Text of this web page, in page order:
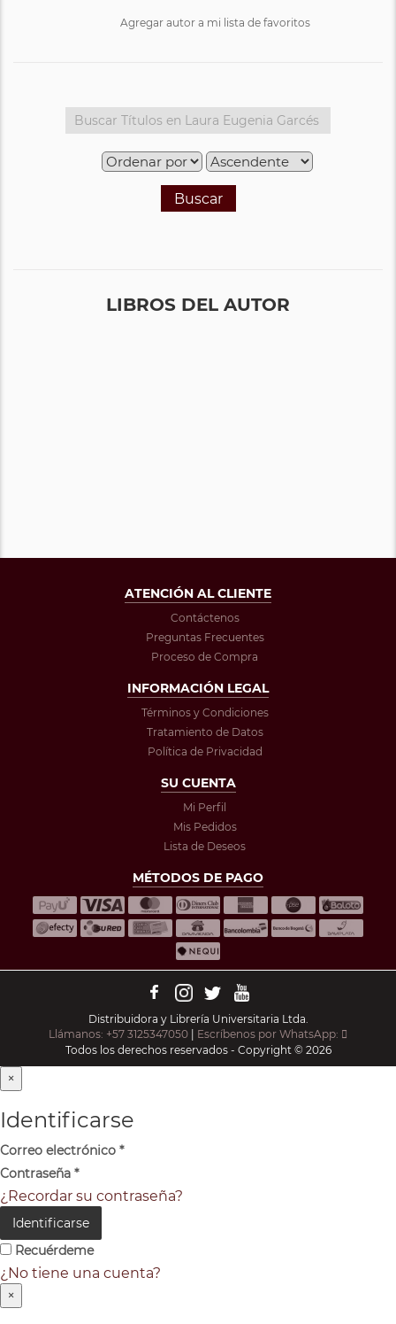
Agregar autor a mi lista de favoritos
Buscar
LIBROS DEL AUTOR
ATENCIÓN AL CLIENTE
Contáctenos
Preguntas Frecuentes
Proceso de Compra
INFORMACIÓN LEGAL
Términos y Condiciones
Tratamiento de Datos
Política de Privacidad
SU CUENTA
Mi Perfil
Mis Pedidos
Lista de Deseos
MÉTODOS DE PAGO
Distribuidora y Librería Universitaria Ltda.
Llámanos: +57 3125347050 | Escríbenos por WhatsApp:
Todos los derechos reservados - Copyright © 2026
×
Identificarse
Correo electrónico *
Contraseña *
¿Recordar su contraseña?
Identificarse
Recuérdeme
¿No tiene una cuenta?
×